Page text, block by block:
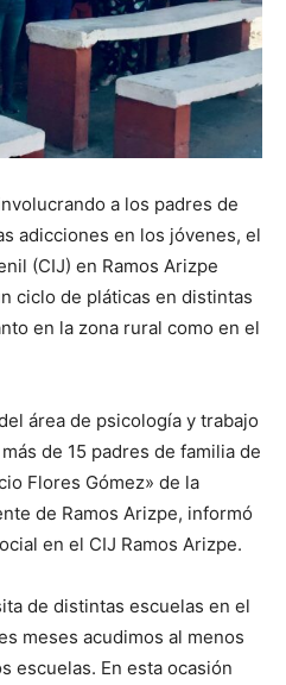
a los padres de
adicciones en los jóvenes, el
(CIJ) en Ramos Arizpe
ciclo de pláticas en distintas
en la zona rural como en el
área de psicología y trabajo
de 15 padres de familia de
Flores Gómez» de la
de Ramos Arizpe, informó
en el CIJ Ramos Arizpe.
de distintas escuelas en el
meses acudimos al menos
escuelas. En esta ocasión